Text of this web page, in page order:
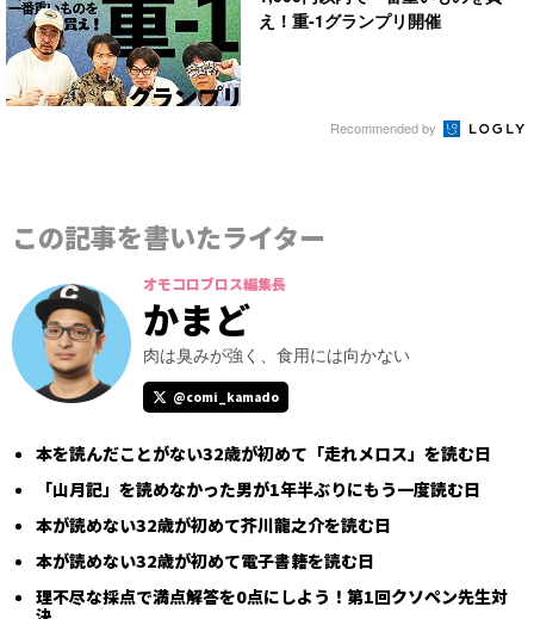
え！重-1グランプリ開催
Recommended by
この記事を書いたライター
オモコロブロス編集長
かまど
肉は臭みが強く、食用には向かない
@comi_kamado
本を読んだことがない32歳が初めて「走れメロス」を読む日
「山月記」を読めなかった男が1年半ぶりにもう一度読む日
本が読めない32歳が初めて芥川龍之介を読む日
本が読めない32歳が初めて電子書籍を読む日
理不尽な採点で満点解答を0点にしよう！第1回クソペン先生対